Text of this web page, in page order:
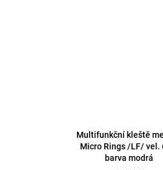
Multifunkční kleště
Micro Rings /LF/ vel.
barva modrá